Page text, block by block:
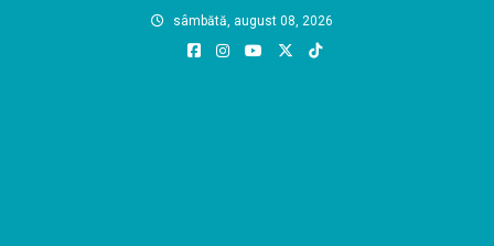
sâmbătă, august 08, 2026